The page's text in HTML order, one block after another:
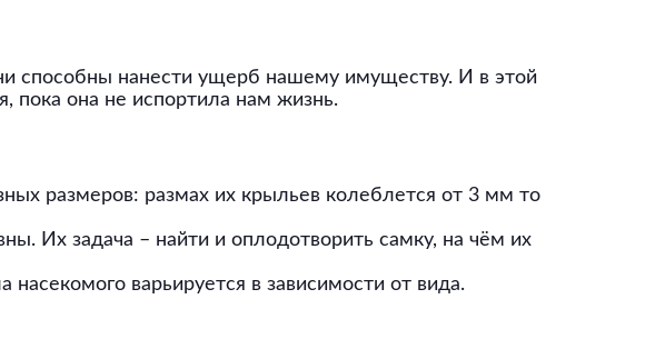
способны нанести ущерб нашему имуществу. И в этой
пока она не испортила нам жизнь.
размеров: размах их крыльев колеблется от 3 мм то
Их задача – найти и оплодотворить самку, на чём их
варьируется в зависимости от вида.